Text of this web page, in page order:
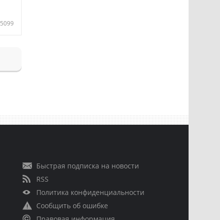
5099
Быстрая подписка на новости
RSS
Политика конфиденциальности
Сообщить об ошибке